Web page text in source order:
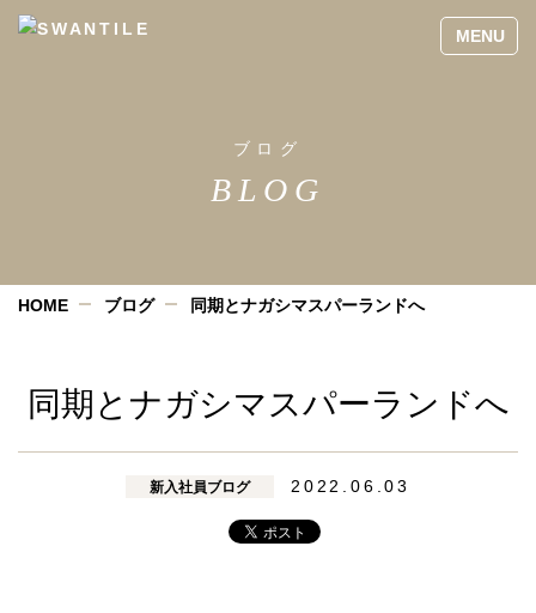
ブログ
BLOG
HOME ブログ 同期とナガシマスパーランドへ
同期とナガシマスパーランドへ
新入社員ブログ 2022.06.03